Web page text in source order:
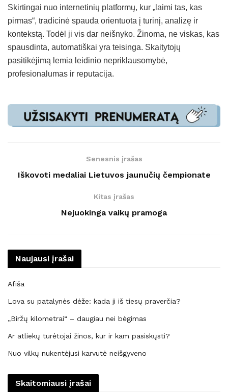
Skirtingai nuo internetinių platformų, kur „laimi tas, kas
pirmas“, tradicinė spauda orientuota į turinį, analizę ir
kontekstą. Todėl ji vis dar neišnyko. Žinoma, ne viskas, kas
spausdinta, automatiškai yra teisinga. Skaitytojų
pasitikėjimą lemia leidinio nepriklausomybė,
profesionalumas ir reputacija.
Senesnis įrašas
Iškovoti medaliai Lietuvos jaunučių čempionate
Kitas įrašas
Nejuokinga vaikų pramoga
Naujausi įrašai
Afiša
Lova su patalynės dėže: kada ji iš tiesų praverčia?
„Biržų kilometrai“ – daugiau nei bėgimas
Ar atliekų turėtojai žinos, kur ir kam pasiskųsti?
Nuo vilkų nukentėjusi karvutė neišgyveno
Skaitomiausi įrašai